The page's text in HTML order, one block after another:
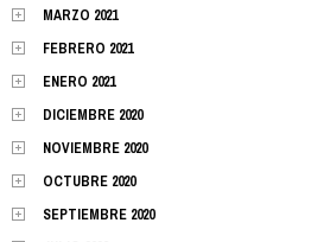
MARZO 2021
FEBRERO 2021
ENERO 2021
DICIEMBRE 2020
NOVIEMBRE 2020
OCTUBRE 2020
SEPTIEMBRE 2020